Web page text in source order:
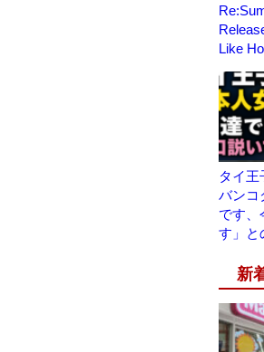
Like
タイ王
バン
です、
す」と
新